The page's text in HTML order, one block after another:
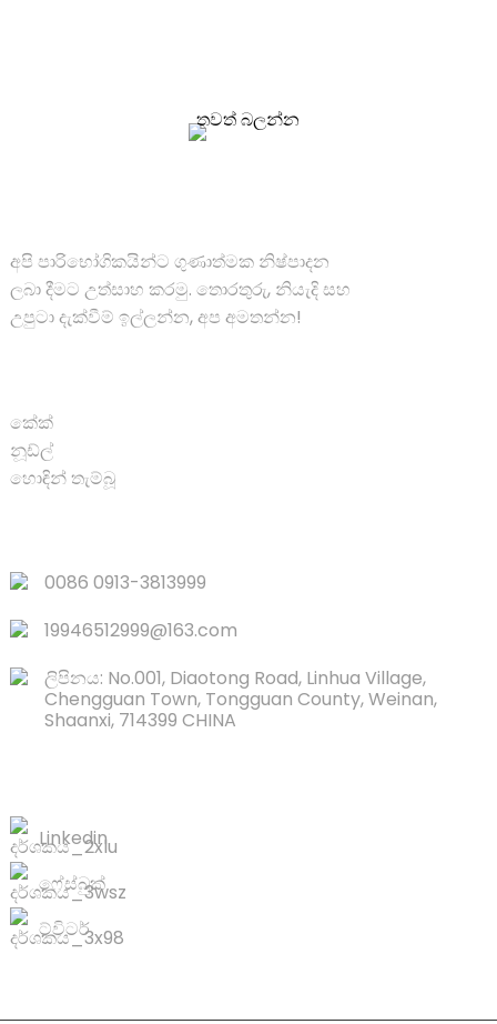
තවත් බලන්න
අපි පාරිභෝගිකයින්ට ගුණාත්මක නිෂ්පාදන
ලබා දීමට උත්සාහ කරමු. තොරතුරු, නියැදි සහ
උපුටා දැක්වීම් ඉල්ලන්න, අප අමතන්න!
කේක්
නූඩ්ල්
හොඳින් තැම්බූ
0086 0913-3813999
19946512999@163.com
ලිපිනය: No.001, Diaotong Road, Linhua Village,
Chengguan Town, Tongguan County, Weinan,
Shaanxi, 714399 CHINA
Linkedin
ෆේස්බුක්
ට්විටර්